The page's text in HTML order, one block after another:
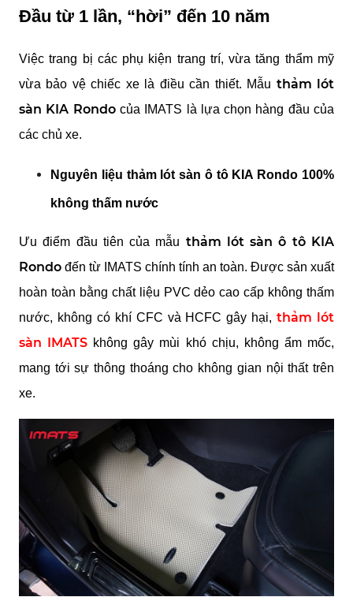
Đầu từ 1 lần, “hời” đến 10 năm
Việc trang bị các phụ kiện trang trí, vừa tăng thẩm mỹ
vừa bảo vệ chiếc xe là điều cần thiết. Mẫu thảm lót
sàn KIA Rondo của IMATS là lựa chọn hàng đầu của
các chủ xe.
Nguyên liệu thảm lót sàn ô tô KIA Rondo 100%
không thấm nước
Ưu điểm đầu tiên của mẫu thảm lót sàn ô tô KIA
Rondo đến từ IMATS chính tính an toàn. Được sản xuất
hoàn toàn bằng chất liệu PVC dẻo cao cấp không thấm
nước, không có khí CFC và HCFC gây hại, thảm lót
sàn IMATS không gây mùi khó chịu, không ẩm mốc,
mang tới sự thông thoáng cho không gian nội thất trên
xe.